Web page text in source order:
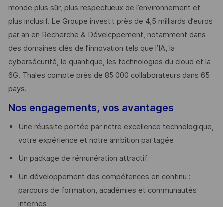
monde plus sûr, plus respectueux de l’environnement et
plus inclusif. Le Groupe investit près de 4,5 milliards d’euros
par an en Recherche & Développement, notamment dans
des domaines clés de l’innovation tels que l’IA, la
cybersécurité, le quantique, les technologies du cloud et la
6G. Thales compte près de 85 000 collaborateurs dans 65
pays. ​
Nos engagements, vos avantages
Une réussite portée par notre excellence technologique,
votre expérience et notre ambition partagée
Un package de rémunération attractif
Un développement des compétences en continu :
parcours de formation, académies et communautés
internes